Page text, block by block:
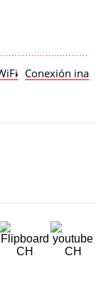
Conexión